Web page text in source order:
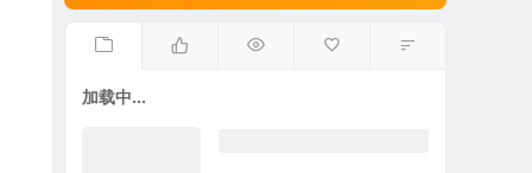
加载中...